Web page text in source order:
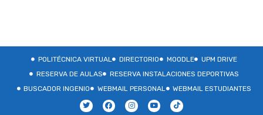
POLITÉCNICA VIRTUAL DIRECTORIO MOODLE
UPM DRIVE
RESERVA DE AULAS
RESERVA INSTALACIONES DEPORTIVAS
BUSCADOR INGENIO
WEBMAIL PERSONAL WEBMAIL ESTUDIANTES